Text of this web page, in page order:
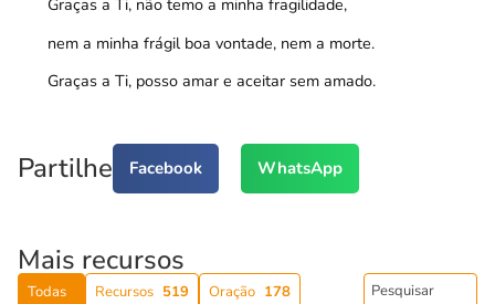
Graças a Ti, não temo a minha fragilidade,
nem a minha frágil boa vontade, nem a morte.
Graças a Ti, posso amar e aceitar sem amado.
Partilhe Facebook WhatsApp
Mais recursos
Todas Recursos 519 Oração 178